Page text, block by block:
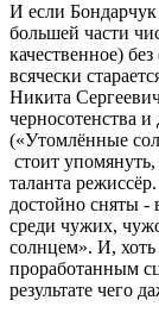
И если
большей части
качественное)
всячески
Никита
черносотенства
(«Утомлённые
стоит
таланта
достойно сняты -
среди чужих,
солнцем». И, хоть
проработанным
результате чего